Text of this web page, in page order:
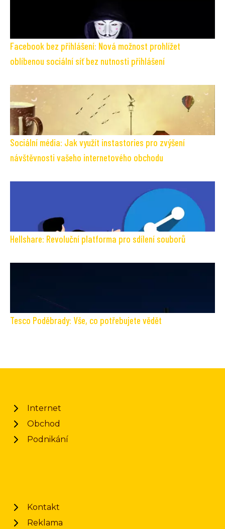
Facebook bez přihlášení: Nová možnost prohlížet
oblíbenou sociální síť bez nutnosti přihlášení
Sociální média: Jak využít instastories pro zvýšení
návštěvnosti vašeho internetového obchodu
Hellshare: Revoluční platforma pro sdílení souborů
Tesco Poděbrady: Vše, co potřebujete vědět
Internet
Obchod
Podnikání
Kontakt
Reklama